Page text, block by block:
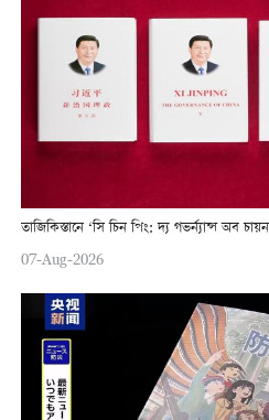
তাজিকিস্তানে ‘সি চিন পিং: দ্য গভর্ন্যান্স অব
07-Aug-2026